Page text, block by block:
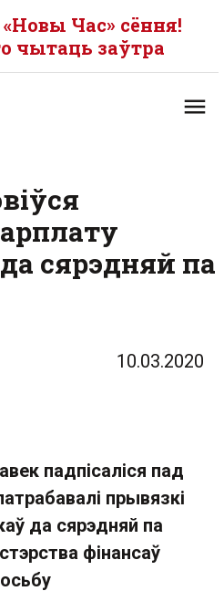
Час» сёння!
чытаць заўтра
сярэдняй па
10.03.2020
падпісаліся пад
прывязкі
да сярэдняй па
фінансаў